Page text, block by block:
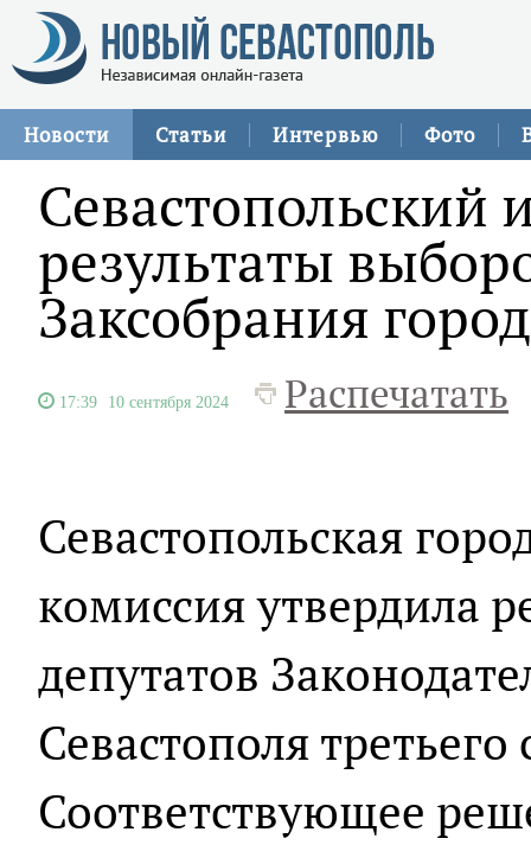
Новости Статьи Интервью Фото
Севастопольский
результаты
Заксобрания
17:39 10 сентября 2024 Распечатать
Севастопольская
комиссия утвердила
депутатов
Севастополя третьего
Соответствующее